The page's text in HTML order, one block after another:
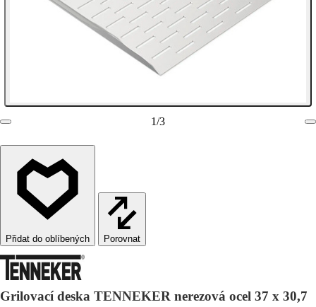
1/3
Porovnat
Grilovací deska TENNEKER nerezová ocel 37 x 30,7